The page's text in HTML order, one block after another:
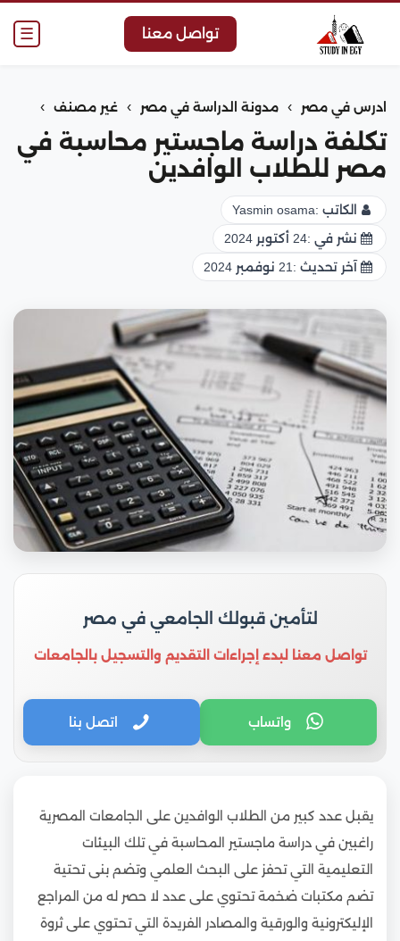
☰ تواصل معنا
ادرس في مصر › مدونة الدراسة في مصر › غير مصنف ›
تكلفة دراسة ماجستير محاسبة في
مصر للطلاب الوافدين
الكاتب :Yasmin osama
نشر في :24 أكتوبر 2024
آخر تحديث : 21 نوفمبر 2024
لتأمين قبولك الجامعي في مصر
تواصل معنا لبدء إجراءات التقديم والتسجيل بالجامعات
واتساب اتصل بنا
يقبل عدد كبير من الطلاب الوافدين على الجامعات المصرية
راغبين في دراسة ماجستير المحاسبة في تلك البيئات
التعليمية التي تحفز على البحث العلمي وتضم بنى تحتية
تضم مكتبات ضخمة تحتوي على عدد لا حصر له من المراجع
الإليكترونية والورقية والمصادر الفريدة التي تحتوي على ثروة